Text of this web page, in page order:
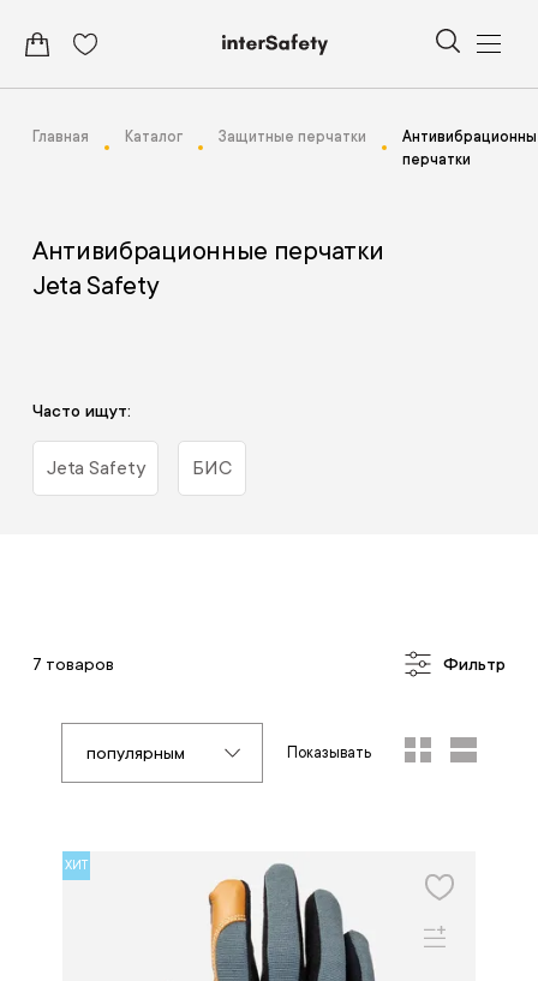
Главная Каталог Защитные перчатки
перчатки
Антивибрационные перчатки
Jeta Safety
Часто ищут:
Jeta Safety БИС
7 товаров Фильтр
популярным Показывать
ХИТ